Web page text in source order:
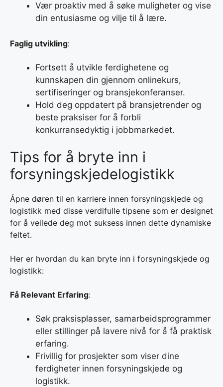
Vær proaktiv med å søke muligheter og vise
din entusiasme og vilje til å lære.
Faglig utvikling:
Fortsett å utvikle ferdighetene og
kunnskapen din gjennom onlinekurs,
sertifiseringer og bransjekonferanser.
Hold deg oppdatert på bransjetrender og
beste praksiser for å forbli
konkurransedyktig i jobbmarkedet.
Tips for å bryte inn i
forsyningskjedelogistikk
Åpne døren til en karriere innen forsyningskjede og
logistikk med disse verdifulle tipsene som er designet
for å veilede deg mot suksess innen dette dynamiske
feltet.
Her er hvordan du kan bryte inn i forsyningskjede og
logistikk:
Få Relevant Erfaring:
Søk praksisplasser, samarbeidsprogrammer
eller stillinger på lavere nivå for å få praktisk
erfaring.
Frivillig for prosjekter som viser dine
ferdigheter innen forsyningskjede og
logistikk.